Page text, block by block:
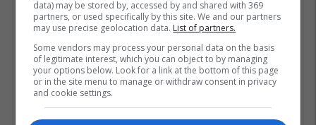
data) may be stored by, accessed by and shared with 369
partners, or used specifically by this site. We and our partners
may use precise geolocation data. List of partners.
Some vendors may process your personal data on the basis
of legitimate interest, which you can object to by managing
your options below. Look for a link at the bottom of this page
or in the site menu to manage or withdraw consent in privacy
and cookie settings.